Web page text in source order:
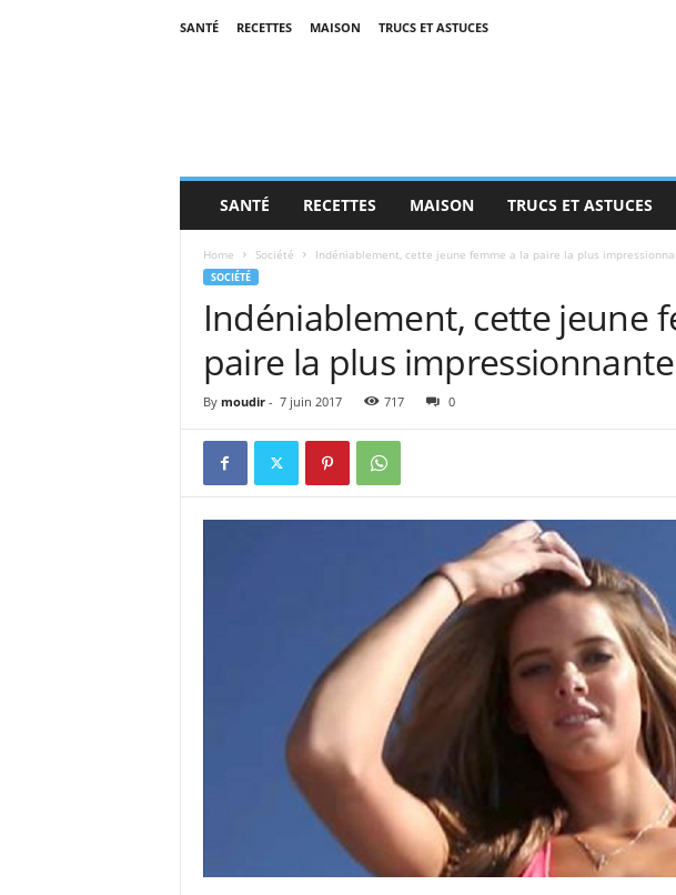
SANTÉ RECETTES MAISON TRUCS ET ASTUCES
SANTÉ RECETTES MAISON TRUCS ET ASTUCES
Home Société Indéniablement, cette jeune femme a la paire la plus
SOCIÉTÉ
Indéniablement, cette jeune
paire la plus
By moudir- 7 juin 2017 717 0